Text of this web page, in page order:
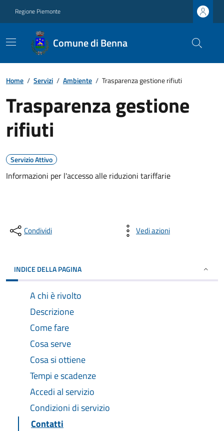
Regione Piemonte
Comune di Benna
Home / Servizi / Ambiente / Trasparenza gestione rifiuti
Trasparenza gestione
rifiuti
Servizio Attivo
Informazioni per l'accesso alle riduzioni tariffarie
Condividi Vedi azioni
INDICE DELLA PAGINA
A chi è rivolto
Descrizione
Come fare
Cosa serve
Cosa si ottiene
Tempi e scadenze
Accedi al servizio
Condizioni di servizio
Contatti